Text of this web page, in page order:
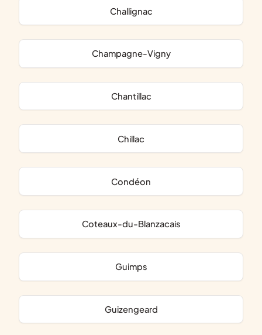
Challignac
Champagne-Vigny
Chantillac
Chillac
Condéon
Coteaux-du-Blanzacais
Guimps
Guizengeard